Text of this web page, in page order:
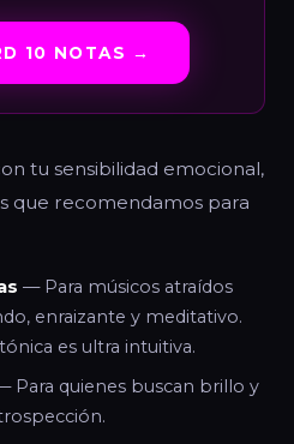
10 NOTAS →
tu sensibilidad emocional,
que recomendamos para
— Para músicos atraídos
enraizante y meditativo.
es ultra intuitiva.
Para quienes buscan brillo y